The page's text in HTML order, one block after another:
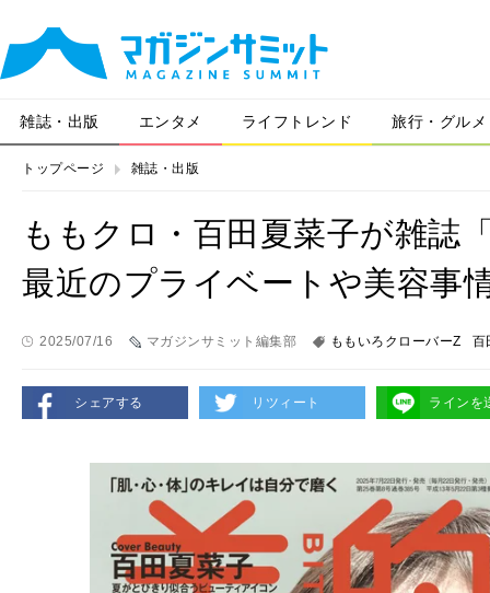
雑誌・出版 エンタメ ライフトレンド 旅行・グルメ
トップページ 雑誌・出版
ももクロ・百田夏菜子が雑誌
最近のプライベートや美容事
2025/07/16 マガジンサミット編集部 ももいろクローバーZ 百
シェアする リツィート ラインを